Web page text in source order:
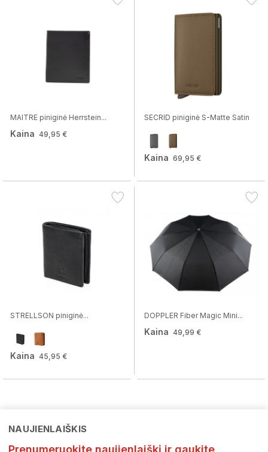
MAITRE piniginė Herrstein...
Kaina 49,95 €
SECRID piniginė S-Matte Satin
Kaina 69,95 €
STRELLSON piniginė...
Kaina 45,95 €
DOPPLER Fiber Magic Mini...
Kaina 49,99 €
NAUJIENLAIŠKIS
Prenumeruokite naujienlaiškį ir gaukite